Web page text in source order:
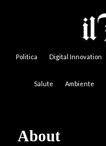
Politica Digital Innovation
Salute Ambiente
About